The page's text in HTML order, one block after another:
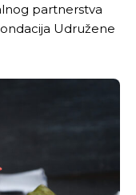
partnerstva
Udružene